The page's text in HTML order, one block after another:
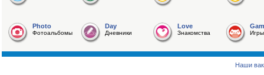
Photo
Фотоальбомы
Day
Дневники
Love
Знакомства Игры
Наши